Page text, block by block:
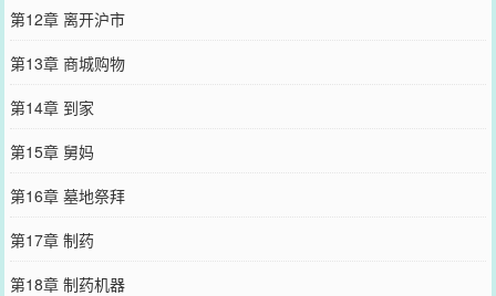
第12章 离开沪市
第13章 商城购物
第14章 到家
第15章 舅妈
第16章 墓地祭拜
第17章 制药
第18章 制药机器